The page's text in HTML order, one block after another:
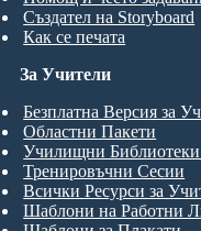
Създател на Storyboard
Как се печата
За Учители
Безплатна Версия за
Областни Пакети
Училищни
Тренировъчни Сесии
Всички Ресурси за
Шаблони на Работни